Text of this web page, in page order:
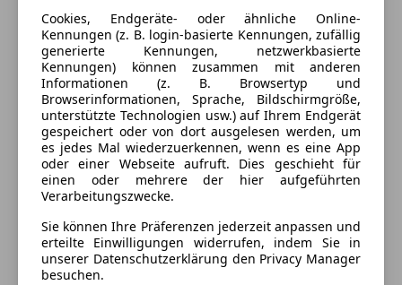
Elektrische Fensterheber
Elektrische Seitenspiegel
Klimaautomatik
Lederlenkrad
Lichtsensor
Lordosenstütze
Multifunktionslenkrad
Navigationssystem
Regensensor
Schlüssellose Zentralverriegelung
Sitzheizung
Start/Stop-Automatik
Lackierung
Andere
Innenausstattung
Stoff
Fahrzeugbeschreibung
Sonderausstattung
Perleffekt-Lackierung
Außenausstattung
Dachreling
LM-Felgen
Cookies, Endgeräte- oder ähnliche Online-
Kennungen (z. B. login-basierte Kennungen, zufällig
generierte Kennungen, netzwerkbasierte
Kennungen) können zusammen mit anderen
Informationen (z. B. Browsertyp und
Browserinformationen, Sprache, Bildschirmgröße,
unterstützte Technologien usw.) auf Ihrem Endgerät
gespeichert oder von dort ausgelesen werden, um
es jedes Mal wiederzuerkennen, wenn es eine App
oder einer Webseite aufruft. Dies geschieht für
einen oder mehrere der hier aufgeführten
Verarbeitungszwecke.
Sie können Ihre Präferenzen jederzeit anpassen und
erteilte Einwilligungen widerrufen, indem Sie in
unserer Datenschutzerklärung den Privacy Manager
besuchen.